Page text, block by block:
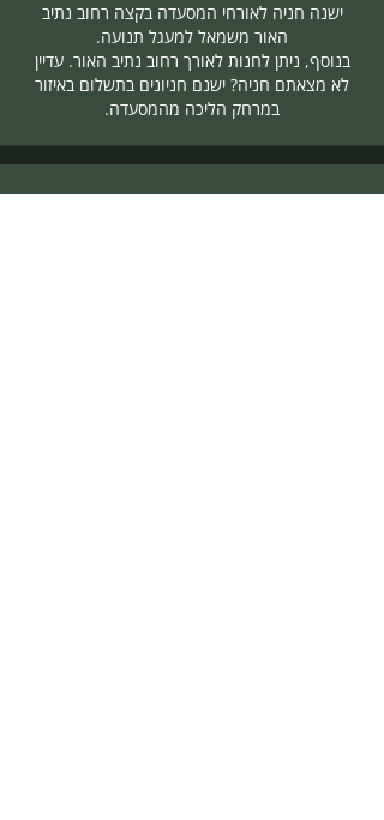
ישנה חניה לאורחי המסעדה בקצה רחוב נתיב
האור משמאל למעגל תנועה.
בנוסף, ניתן לחנות לאורך רחוב נתיב האור. עדיין
לא מצאתם חניה? ישנם חניונים בתשלום באיזור
במרחק הליכה מהמסעדה.
האם אפשר לעשות אצלכם אירוע?